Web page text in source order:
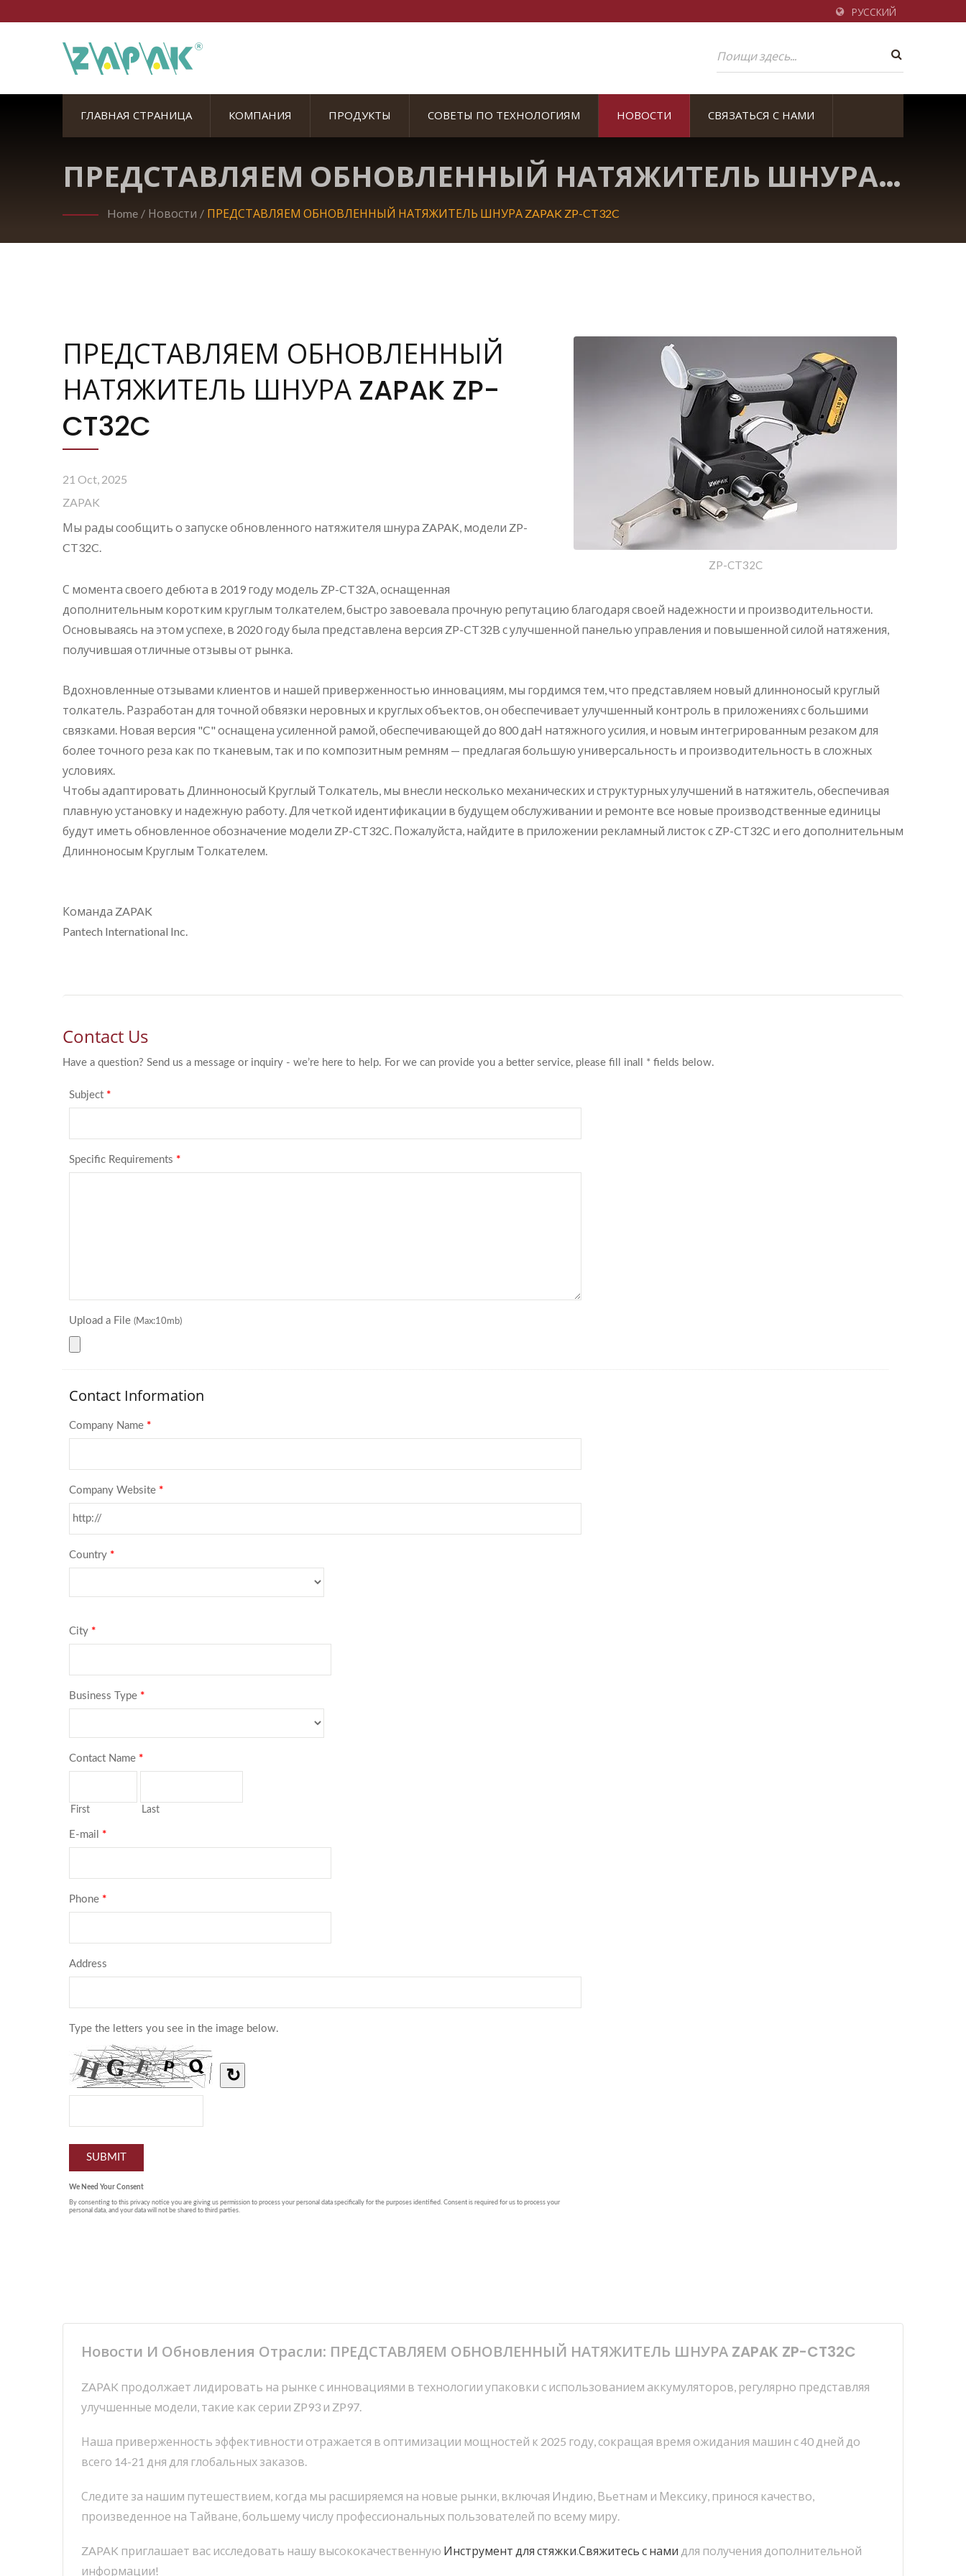
РУССКИЙ
ГЛАВНАЯ СТРАНИЦА КОМПАНИЯ ПРОДУКТЫ СОВЕТЫ ПО ТЕХНОЛОГИЯМ НОВОСТИ СВЯЗАТЬСЯ С НАМИ
ПРЕДСТАВЛЯЕМ ОБНОВЛЕННЫЙ НАТЯЖИТЕЛЬ ШНУРА
ZAPAK ZP-CT32C
Home / Новости / ПРЕДСТАВЛЯЕМ ОБНОВЛЕННЫЙ НАТЯЖИТЕЛЬ ШНУРА ZAPAK ZP-CT32C
ZP-CT32C
ПРЕДСТАВЛЯЕМ ОБНОВЛЕННЫЙ
НАТЯЖИТЕЛЬ ШНУРА ZAPAK ZP-
CT32C
21 Oct, 2025
ZAPAK
Мы рады сообщить о запуске обновленного натяжителя шнура ZAPAK, модели ZP-
CT32C.
С момента своего дебюта в 2019 году модель ZP-CT32A, оснащенная
дополнительным коротким круглым толкателем, быстро завоевала прочную репутацию благодаря своей надежности и производительности.
Основываясь на этом успехе, в 2020 году была представлена версия ZP-CT32B с улучшенной панелью управления и повышенной силой натяжения,
получившая отличные отзывы от рынка.
Вдохновленные отзывами клиентов и нашей приверженностью инновациям, мы гордимся тем, что представляем новый длинноносый круглый
толкатель. Разработан для точной обвязки неровных и круглых объектов, он обеспечивает улучшенный контроль в приложениях с большими
связками. Новая версия "C" оснащена усиленной рамой, обеспечивающей до 800 даН натяжного усилия, и новым интегрированным резаком для
более точного реза как по тканевым, так и по композитным ремням — предлагая большую универсальность и производительность в сложных
условиях.
Чтобы адаптировать Длинноносый Круглый Толкатель, мы внесли несколько механических и структурных улучшений в натяжитель, обеспечивая
плавную установку и надежную работу. Для четкой идентификации в будущем обслуживании и ремонте все новые производственные единицы
будут иметь обновленное обозначение модели ZP-CT32C. Пожалуйста, найдите в приложении рекламный листок с ZP-CT32C и его дополнительным
Длинноносым Круглым Толкателем.
Команда ZAPAK
Pantech International Inc.
Новости И Обновления Отрасли: ПРЕДСТАВЛЯЕМ ОБНОВЛЕННЫЙ НАТЯЖИТЕЛЬ ШНУРА ZAPAK ZP-CT32C
ZAPAK продолжает лидировать на рынке с инновациями в технологии упаковки с использованием аккумуляторов, регулярно представляя
улучшенные модели, такие как серии ZP93 и ZP97.
Наша приверженность эффективности отражается в оптимизации мощностей к 2025 году, сокращая время ожидания машин с 40 дней до
всего 14-21 дня для глобальных заказов.
Следите за нашим путешествием, когда мы расширяемся на новые рынки, включая Индию, Вьетнам и Мексику, принося качество,
произведенное на Тайване, большему числу профессиональных пользователей по всему миру.
ZAPAK приглашает вас исследовать нашу высококачественную Инструмент для стяжки.Свяжитесь с нами для получения дополнительной
информации!